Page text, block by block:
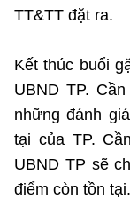
TT&TT đặt ra.
Kết thúc buổi
UBND TP.
những đánh
tại của TP.
UBND TP sẽ
điểm còn tồn tại.